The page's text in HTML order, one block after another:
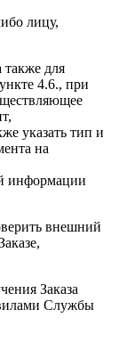
лицу,
также для
4.6., при
указать тип и
на
информации
внешний
Заказа
Службы